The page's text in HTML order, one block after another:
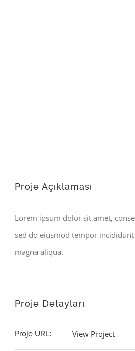
Proje Açıklaması
Lorem ipsum dolor sit amet,
sed do eiusmod tempor
magna aliqua.
Proje Detayları
Proje URL: View Project